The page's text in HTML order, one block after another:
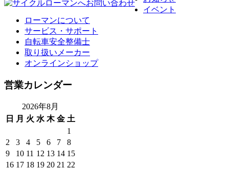
イベント
ローマンについて
サービス・サポート
自転車安全整備士
取り扱いメーカー
オンラインショップ
営業カレンダー
2026年8月
日
月 火 水 木 金 土
1
2
3 4 5 6 7
8
9
10 11 12 13 14 15
16 17 18 19 20 21 22